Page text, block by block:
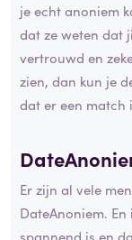
je echt anoniem
dat ze weten dat
vertrouwd en
zien, dan kun je
dat er een match
Er zijn al vele
DateAnoniem.
spannend is en